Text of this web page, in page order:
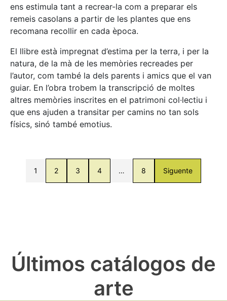
ens estimula tant a recrear-la com a preparar els
remeis casolans a partir de les plantes que ens
recomana recollir en cada època.
El llibre està impregnat d’estima per la terra, i per la
natura, de la mà de les memòries recreades per
l’autor, com també la dels parents i amics que el van
guiar. En l’obra trobem la transcripció de moltes
altres memòries inscrites en el patrimoni col·lectiu i
que ens ajuden a transitar per camins no tan sols
físics, sinó també emotius.
1 2 3 4 … 8 Siguente
Últimos catálogos de
arte